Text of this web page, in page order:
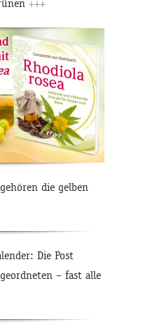
+++
die gelben
Die Post
– fast alle